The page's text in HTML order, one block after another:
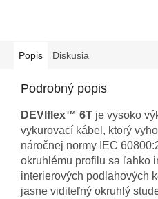
Popis Diskusia
Podrobný popis
DEVIflex™ 6T je vysoko
vykurovací kábel, ktorý
náročnej normy IEC
okruhlému profilu sa ľahko
interierových podlahových
jasne viditeľný okruhlý